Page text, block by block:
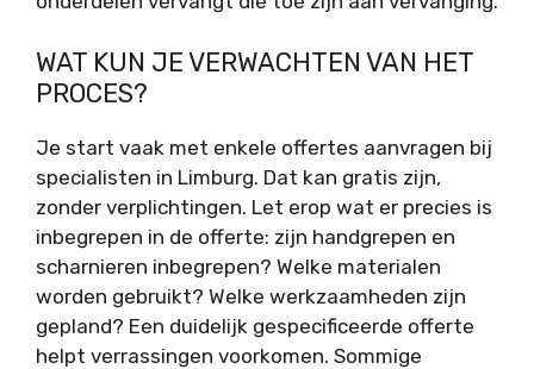
WAT KUN JE VERWACHTEN VAN HET
PROCES?
Je start vaak met enkele offertes aanvragen bij
specialisten in Limburg. Dat kan gratis zijn,
zonder verplichtingen. Let erop wat er precies is
inbegrepen in de offerte: zijn handgrepen en
scharnieren inbegrepen? Welke materialen
worden gebruikt? Welke werkzaamheden zijn
gepland? Een duidelijk gespecificeerde offerte
helpt verrassingen voorkomen. Sommige